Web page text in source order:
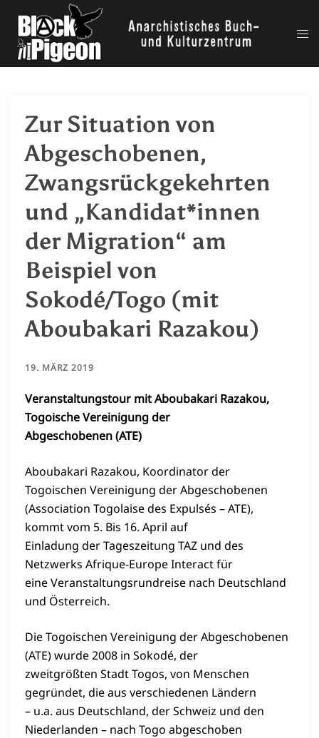
Inhalt
springen
Zur Situation von
Abgeschobenen,
Zwangsrückgekehrten
und „Kandidat*innen
der Migration“ am
Beispiel von
Sokodé/Togo (mit
Aboubakari Razakou)
19. MÄRZ 2019
Veranstaltungstour mit Aboubakari Razakou,
Togoische Vereinigung der
Abgeschobenen (ATE)
Aboubakari Razakou, Koordinator der
Togoischen Vereinigung der Abgeschobenen
(Association Togolaise des Expulsés – ATE),
kommt vom 5. Bis 16. April auf
Einladung der Tageszeitung TAZ und des
Netzwerks Afrique-Europe Interact für
eine Veranstaltungsrundreise nach Deutschland
und Österreich.
Die Togoischen Vereinigung der Abgeschobenen
(ATE) wurde 2008 in Sokodé, der
zweitgrößten Stadt Togos, von Menschen
gegründet, die aus verschiedenen Ländern
– u.a. aus Deutschland, der Schweiz und den
Niederlanden – nach Togo abgeschoben